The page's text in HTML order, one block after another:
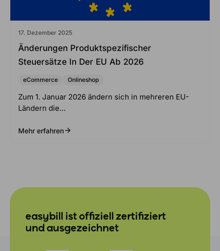
17. Dezember 2025
Änderungen Produktspezifischer
Steuersätze In Der EU Ab 2026
eCommerce Onlineshop
Zum 1. Januar 2026 ändern sich in mehreren EU-
Ländern die…
Mehr erfahren
easybill ist offiziell zertifiziert
und ausgezeichnet